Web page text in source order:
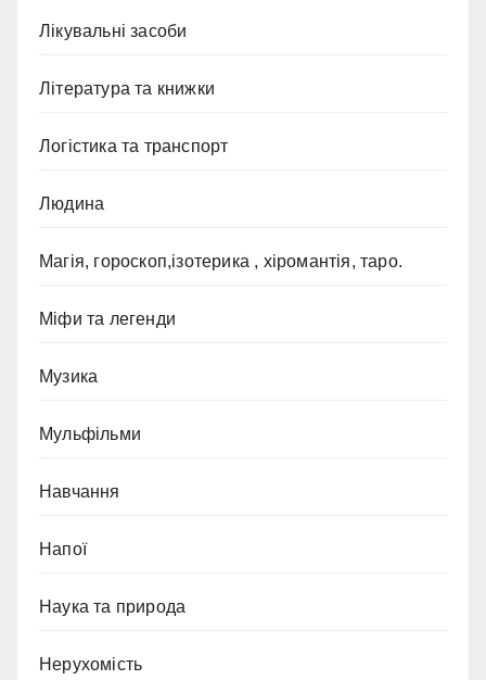
Лікувальні засоби
Література та книжки
Логістика та транспорт
Людина
Магія, гороскоп,ізотерика , хіромантія, таро.
Міфи та легенди
Музика
Мульфільми
Навчання
Напої
Наука та природа
Нерухомість